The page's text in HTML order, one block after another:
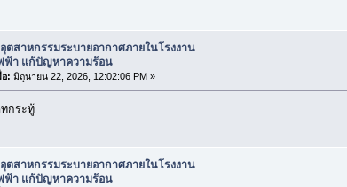
ตสาหกรรมระบายอากาศภายในโรงงาน
ฟ้า แก้ปัญหาความร้อน
อ: มิถุนายน 22, 2026, 12:02:06 PM »
กระทู้
ตสาหกรรมระบายอากาศภายในโรงงาน
ฟ้า แก้ปัญหาความร้อน